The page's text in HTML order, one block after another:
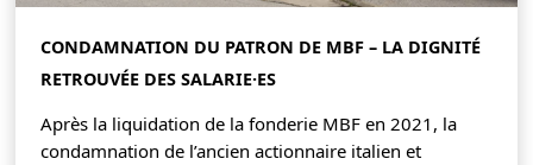
CONDAMNATION DU PATRON DE MBF – LA DIGNITÉ
RETROUVÉE DES SALARIE·ES
Après la liquidation de la fonderie MBF en 2021, la
condamnation de l’ancien actionnaire italien et